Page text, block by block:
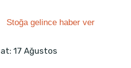
Stoğa gelince haber ver
17 Ağustos